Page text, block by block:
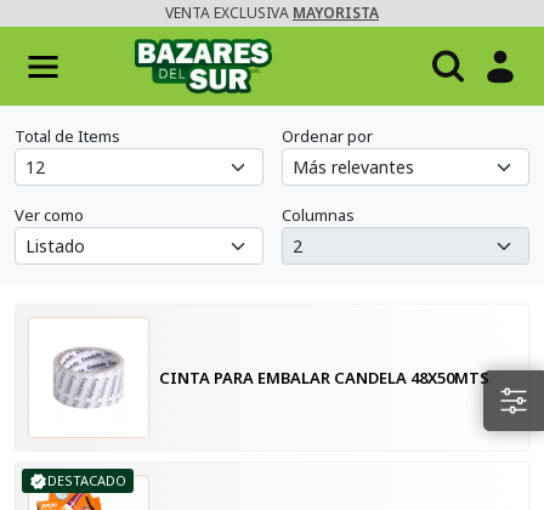
VENTA EXCLUSIVA MAYORISTA
Total de Items Ordenar por
Ver como Columnas
CINTA PARA EMBALAR CANDELA 48X50MTS
DESTACADO